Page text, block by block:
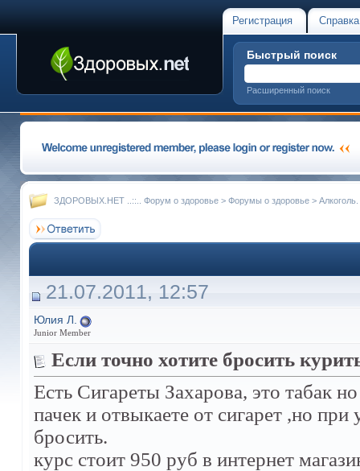
Регистрация Справка
Быстрый поиск
Расширенный поиск
ЗДОРОВЫХ.НЕТ ..::.. Форум о здоровье > Форумы о здоровье >
21.07.2011, 12:57
Юлия Л.
Junior Member
Если точно хотите бросить
Есть Сигареты Захарова, это табак
пачек и отвыкаете от сигарет ,но
бросить.
курс стоит 950 руб в интернет